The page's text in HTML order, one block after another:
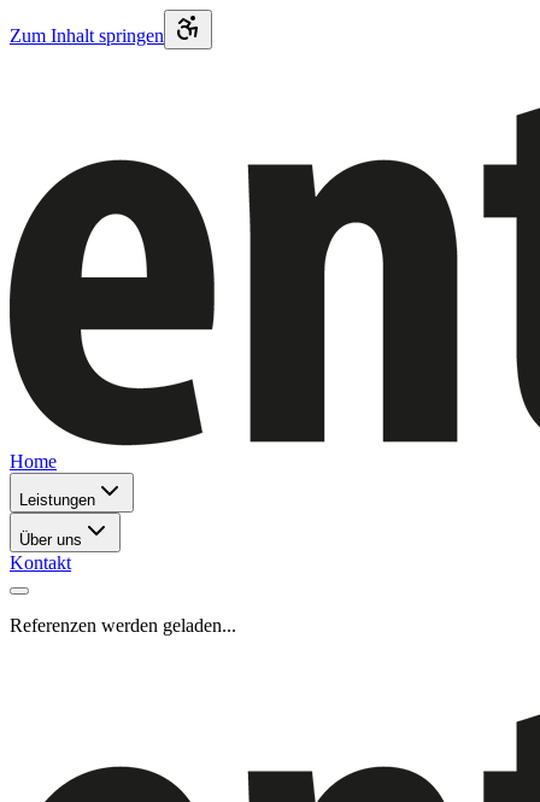
Zum Inhalt springen
Home
Leistungen
Über uns
Kontakt
Referenzen werden geladen...